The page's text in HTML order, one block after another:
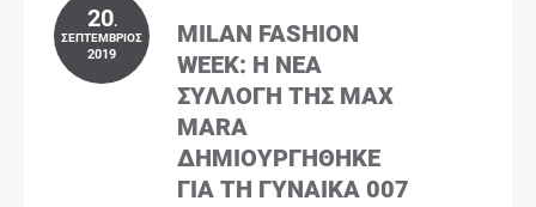
20.
ΣΕΠΤΈΜΒΡΙΟΣ
2019
MILAN FASHION
WEEK: Η ΝΈΑ
ΣΥΛΛΟΓΉ ΤΗΣ MAX
MARA
ΔΗΜΙΟΥΡΓΉΘΗΚΕ
ΓΙΑ ΤΗ ΓΥΝΑΊΚΑ 007